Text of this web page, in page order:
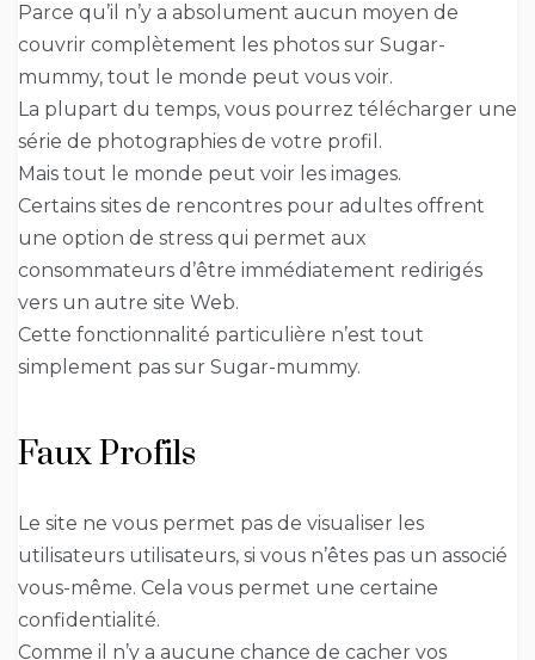
Parce qu’il n’y a absolument aucun moyen de
couvrir complètement les photos sur Sugar-
mummy, tout le monde peut vous voir.
La plupart du temps, vous pourrez télécharger une
série de photographies de votre profil.
Mais tout le monde peut voir les images.
Certains sites de rencontres pour adultes offrent
une option de stress qui permet aux
consommateurs d’être immédiatement redirigés
vers un autre site Web.
Cette fonctionnalité particulière n’est tout
simplement pas sur Sugar-mummy.
Faux Profils
Le site ne vous permet pas de visualiser les
utilisateurs utilisateurs, si vous n’êtes pas un associé
vous-même. Cela vous permet une certaine
confidentialité.
Comme il n’y a aucune chance de cacher vos